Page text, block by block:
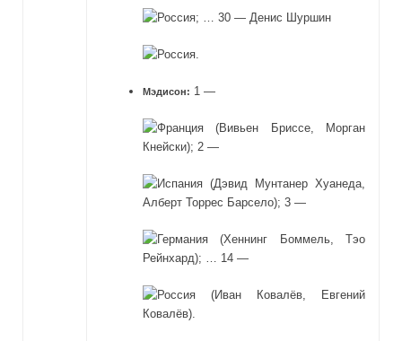
; … 30 — Денис Шуршин
.
Мэдисон: 1 —
(Вивьен Бриссе, Морган
Кнейски); 2 —
(Дэвид Мунтанер Хуанеда,
Алберт Торрес Барсело); 3 —
(Хеннинг Боммель, Тэо
Рейнхард); … 14 —
(Иван Ковалёв, Евгений
Ковалёв).